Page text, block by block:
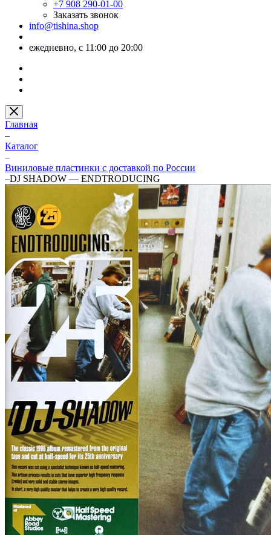
+7 908 290-01-00
Заказать звонок
info@tishina.shop
ежедневно, с 11:00 до 20:00
Главная
–
Каталог
–
Виниловые пластинки с доставкой по России
–DJ SHADOW — ENDTRODUCING